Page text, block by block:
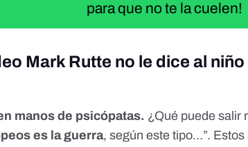
para que no te la cuelen!
Mark Rutte no le dice al niño
manos de psicópatas. ¿Qué puede salir
es la guerra, según este tipo…”.